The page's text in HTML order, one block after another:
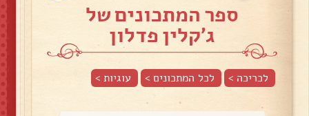
ספר המתכונים של
ג'קלין פדלון
לכריכה > לכל המתכונים > עוגיות>